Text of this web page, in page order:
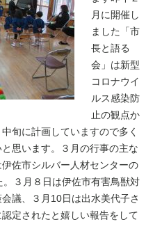
月に開催し
ました「市
長と語る
会」は新型
コロナウイ
ルス感染防
止の観点か
旬に計画していますので多く
思います。
３月の行事の主な
伊佐市シルバー人材センターの
３月８日は伊佐市有害鳥獣対
議、３月10日 は出水美代子さ
定されたと嬉しい報告をして